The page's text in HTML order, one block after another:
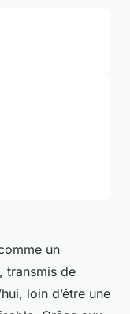
un
transmis de
loin d’être une